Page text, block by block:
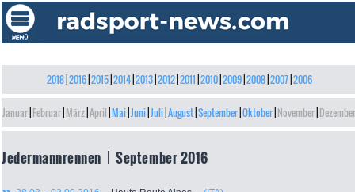
2018| 2016| 2015| 2014| 2013| 2012| 2011 2010| 2009| 2008| 2007| 2006
Januar Februar März April Mai Juni Juli August September Oktober November Dezember
Jedermannrennen | September 2016